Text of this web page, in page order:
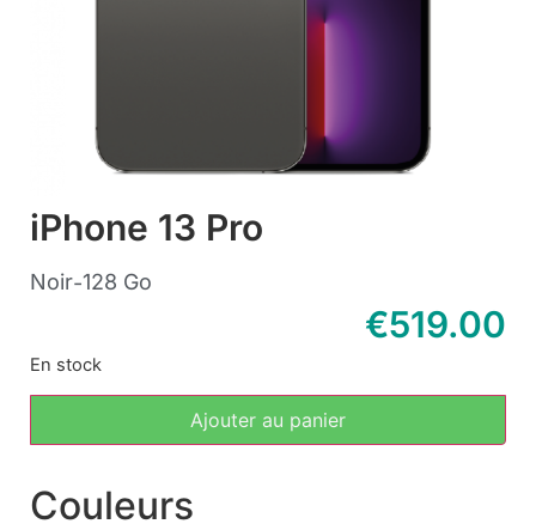
iPhone 13 Pro
Noir-128 Go
€519.00
En stock
Ajouter au panier
Couleurs